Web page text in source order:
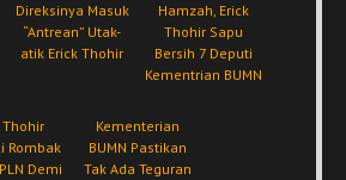
Direksinya Masuk
“Antrean” Utak-
atik Erick Thohir
Hamzah, Erick
Thohir Sapu
Bersih 7 Deputi
Kementrian BUMN
Thohir
Rombak
Demi
Kementerian
BUMN Pastikan
Tak Ada Teguran